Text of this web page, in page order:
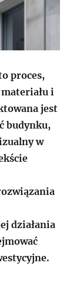
proces,
i
jest
budynku,
w
działania